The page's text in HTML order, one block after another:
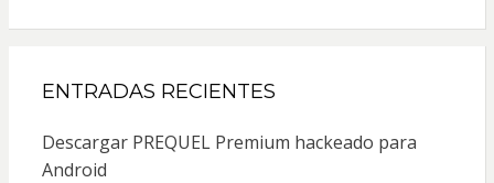
ENTRADAS RECIENTES
Descargar PREQUEL Premium hackeado para
Android